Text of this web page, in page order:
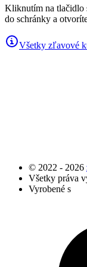
Kliknutím na tlačidlo
do schránky a
Všetky zľavové
© 2022 - 2026
Všetky práva
Vyrobené s